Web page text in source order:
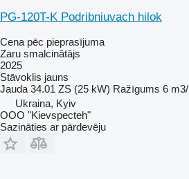
PG-120T-K Podribniuvach hilok
Cena pēc pieprasījuma
Zaru smalcinātājs
2025
Stāvoklis jauns
Jauda 34.01 ZS (25 kW) Ražīgums 6
Ukraina, Kyiv
OOO "Kievspecteh"
Sazināties ar pārdevēju